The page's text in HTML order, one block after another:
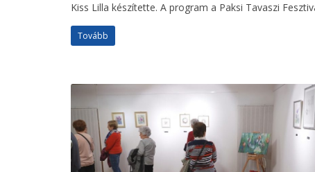
Kiss Lilla készítette. A program a Paksi Tavaszi
Tovább